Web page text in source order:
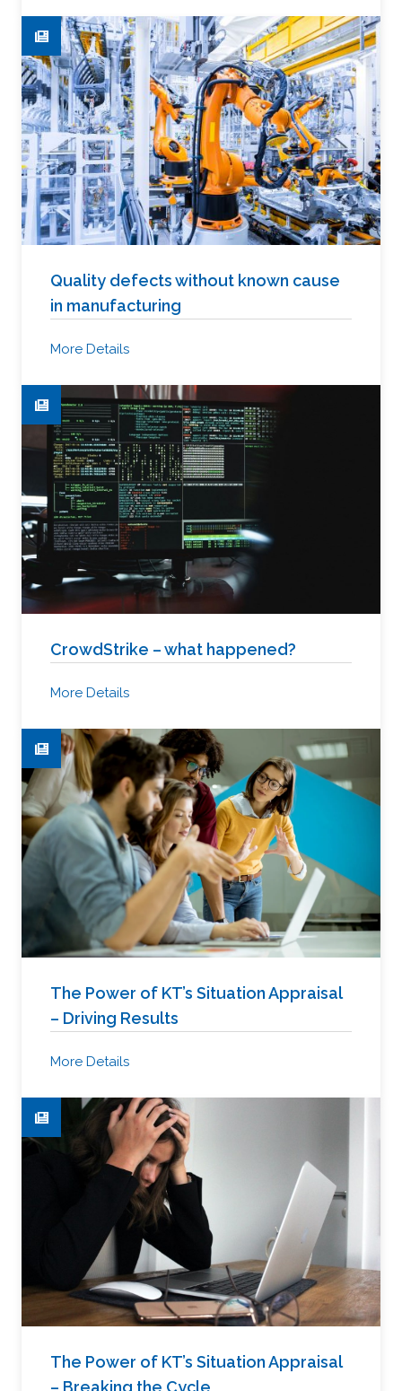
Quality defects without known cause
in manufacturing
More Details
CrowdStrike – what happened?
More Details
The Power of KT’s Situation Appraisal
– Driving Results
More Details
The Power of KT’s Situation Appraisal
– Breaking the Cycle